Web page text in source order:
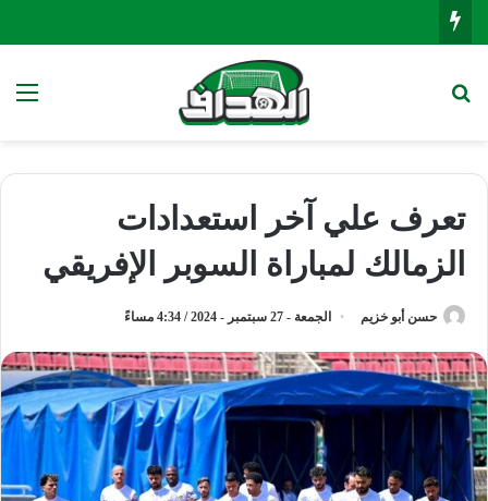
تعرف علي آخر استعدادات
الزمالك لمباراة السوبر الإفريقي
حسن أبو خزيم الجمعة - 27 سبتمبر - 2024 / 4:34 مساءً